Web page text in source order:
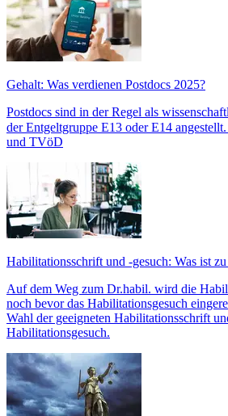
Gehalt: Was verdienen Postdocs 2025?
Postdocs sind in der Regel als
der Entgeltgruppe E13 oder E14
und TVöD
Habilitationsschrift und -gesuch: Was ist zu
Auf dem Weg zum Dr.habil. wird die
noch bevor das Habilitationsgesuch
Wahl der geeigneten Habilitationsschrift
Habilitationsgesuch.